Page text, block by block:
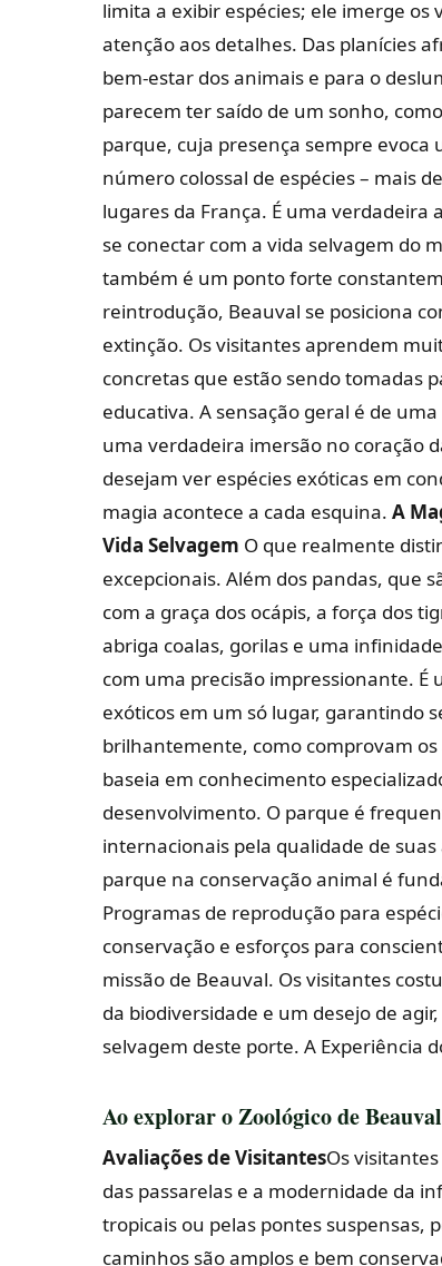
limita a exibir espécies; ele imerge
atenção aos detalhes. Das planícies
bem-estar dos animais e para o
parecem ter saído de um sonho,
parque, cuja presença sempre evoca
número colossal de espécies – mais
lugares da França. É uma
se conectar com a vida selvagem do
também é um ponto forte
reintrodução, Beauval se posiciona
extinção. Os visitantes aprendem
concretas que estão sendo tomadas
educativa. A sensação geral é de
uma verdadeira imersão no coração
desejam ver espécies exóticas em
magia acontece a cada esquina. A
Vida Selvagem O que realmente
excepcionais. Além dos pandas, que
com a graça dos ocápis, a força dos
abriga coalas, gorilas e uma
com uma precisão impressionante.
exóticos em um só lugar, garantindo
brilhantemente, como comprovam os
baseia em conhecimento
desenvolvimento. O parque é
internacionais pela qualidade de
parque na conservação animal é
Programas de reprodução para
conservação e esforços para
missão de Beauval. Os visitantes
da biodiversidade e um desejo de
selvagem deste porte. A Experiência
Ao explorar o Zoológico de
Avaliações de VisitantesOs
das passarelas e a modernidade da
tropicais ou pelas pontes suspensas,
caminhos são amplos e bem